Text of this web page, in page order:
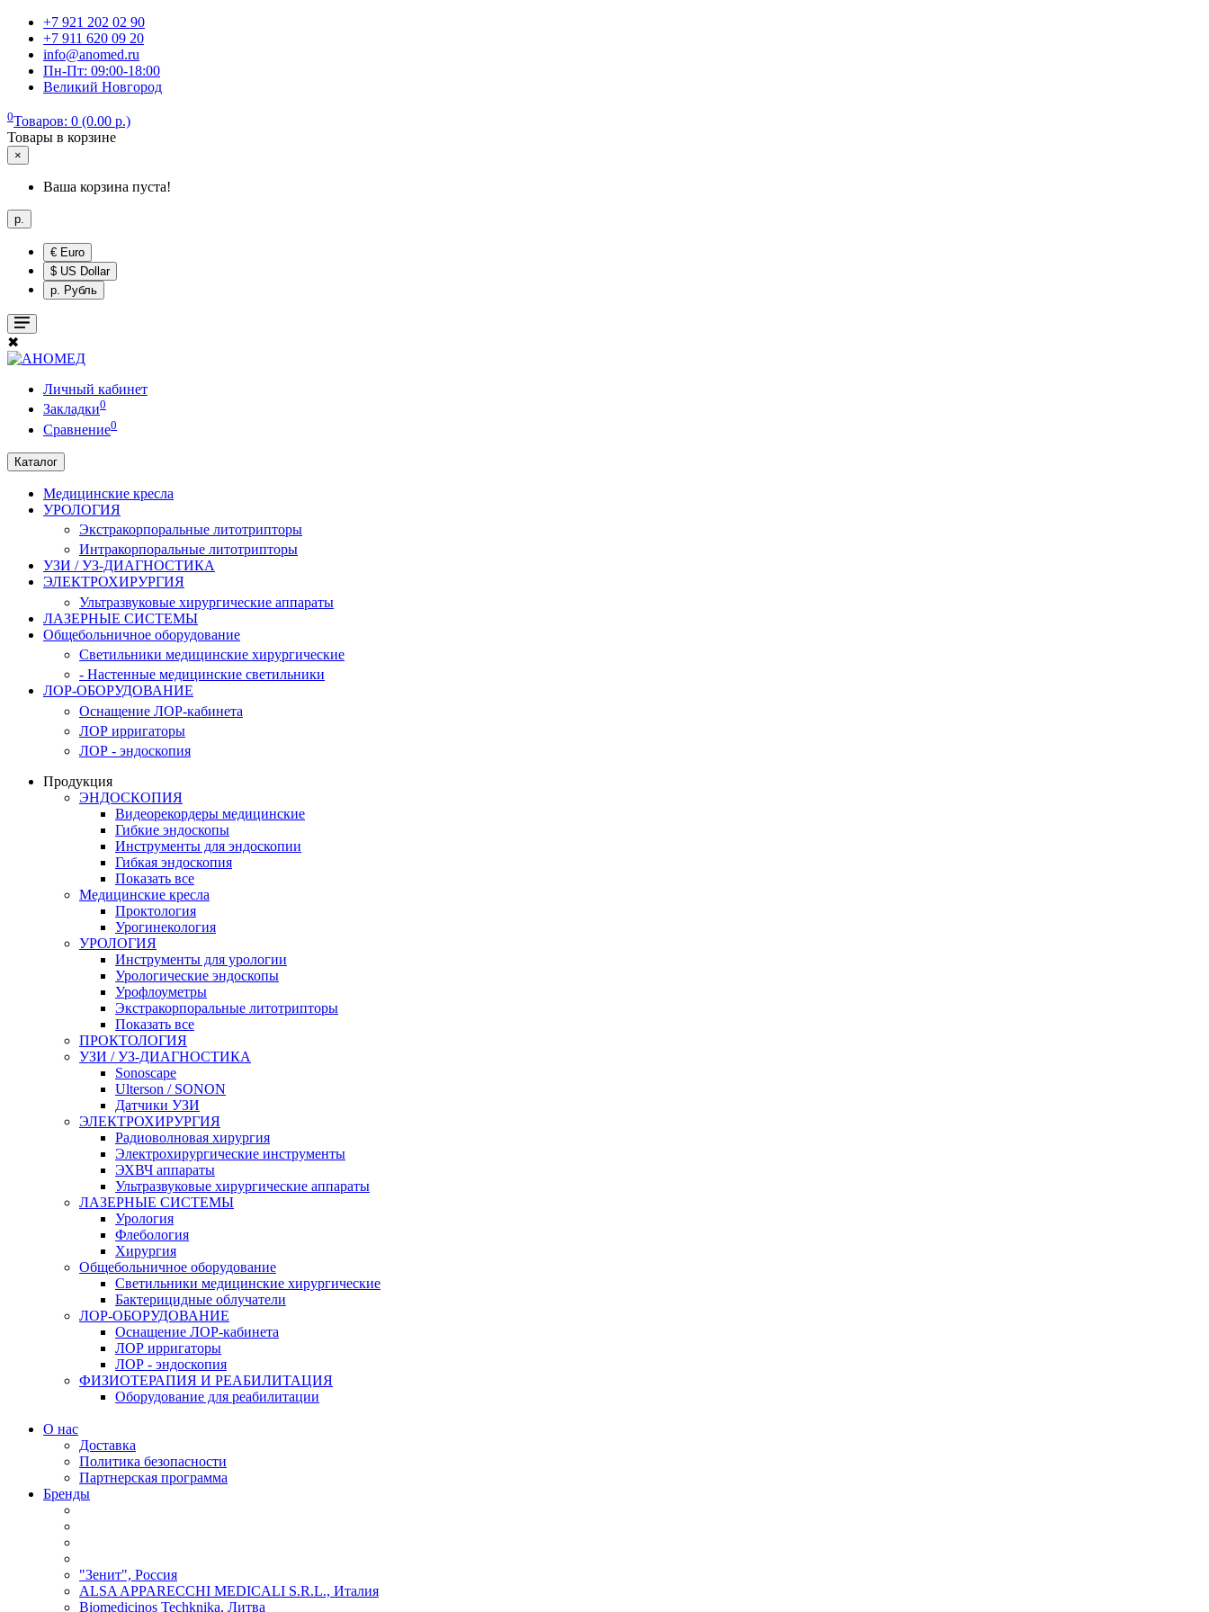
+7 921 202 02 90
+7 911 620 09 20
info@anomed.ru
Пн-Пт: 09:00-18:00
Великий Новгород
0Товаров: 0 (0.00 р.)
Товары в корзине
×
Ваша корзина пуста!
р.
€ Euro
$ US Dollar
р. Рубль
✖
Личный кабинет
Закладки0
Сравнение0
Каталог
Медицинские кресла
УРОЛОГИЯ
Экстракорпоральные литотрипторы
Интракорпоральные литотрипторы
УЗИ / УЗ-ДИАГНОСТИКА
ЭЛЕКТРОХИРУРГИЯ
Ультразвуковые хирургические аппараты
ЛАЗЕРНЫЕ СИСТЕМЫ
Общебольничное оборудование
Светильники медицинские хирургические
- Настенные медицинские светильники
ЛОР-ОБОРУДОВАНИЕ
Оснащение ЛОР-кабинета
ЛОР ирригаторы
ЛОР - эндоскопия
Продукция
ЭНДОСКОПИЯ
Видеорекордеры медицинские
Гибкие эндоскопы
Инструменты для эндоскопии
Гибкая эндоскопия
Показать все
Медицинские кресла
Проктология
Урогинекология
УРОЛОГИЯ
Инструменты для урологии
Урологические эндоскопы
Урофлоуметры
Экстракорпоральные литотрипторы
Показать все
ПРОКТОЛОГИЯ
УЗИ / УЗ-ДИАГНОСТИКА
Sonoscape
Ulterson / SONON
Датчики УЗИ
ЭЛЕКТРОХИРУРГИЯ
Радиоволновая хирургия
Электрохирургические инструменты
ЭХВЧ аппараты
Ультразвуковые хирургические аппараты
ЛАЗЕРНЫЕ СИСТЕМЫ
Урология
Флебология
Хирургия
Общебольничное оборудование
Светильники медицинские хирургические
Бактерицидные облучатели
ЛОР-ОБОРУДОВАНИЕ
Оснащение ЛОР-кабинета
ЛОР ирригаторы
ЛОР - эндоскопия
ФИЗИОТЕРАПИЯ И РЕАБИЛИТАЦИЯ
Оборудование для реабилитации
О нас
Доставка
Политика безопасности
Партнерская программа
Бренды
"Зенит", Россия
ALSA APPARECCHI MEDICALI S.R.L., Италия
Biomedicinos Techknika, Литва